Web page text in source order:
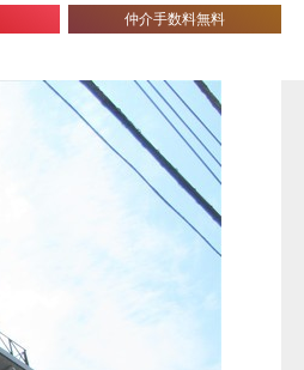
仲介手数料無料